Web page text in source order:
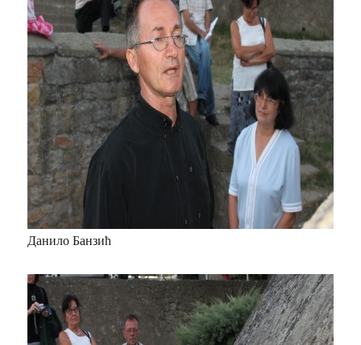
Данило Банзић